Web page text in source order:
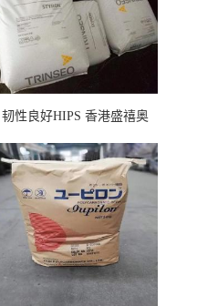
韧性良好HIPS 香港盛禧奥